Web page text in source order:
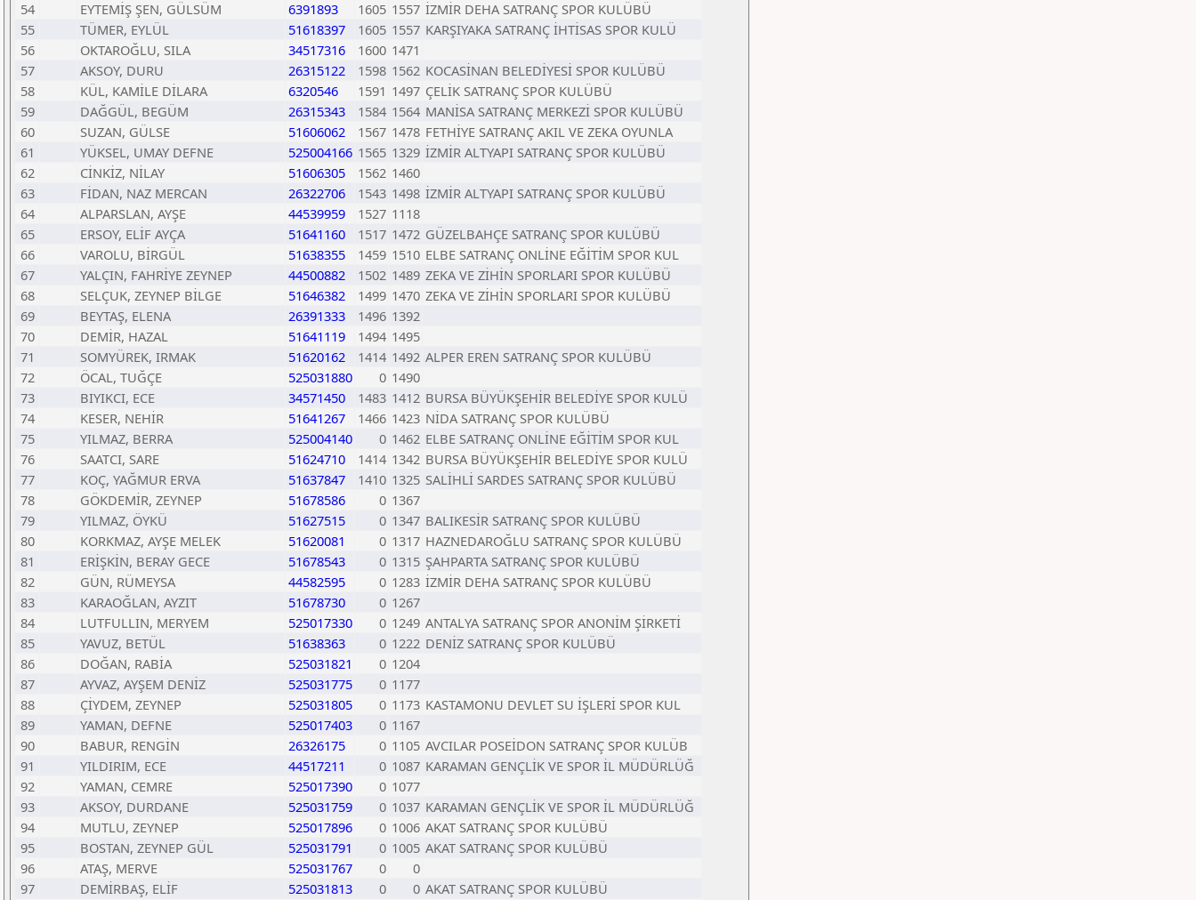
54
EYTEMİŞ ŞEN, GÜLSÜM 6391893 1605 1557 İZMİR DEHA SATRANÇ SPOR KULÜBÜ
55
TÜMER, EYLÜL 51618397 1605 1557 KARŞIYAKA SATRANÇ İHTİSAS SPOR KULÜ
56
OKTAROĞLU, SILA 34517316 1600 1471
57
AKSOY, DURU 26315122 1598 1562 KOCASİNAN BELEDİYESİ SPOR KULÜBÜ
58
KÜL, KAMİLE DİLARA 6320546 1591 1497 ÇELİK SATRANÇ SPOR KULÜBÜ
59
DAĞGÜL, BEGÜM 26315343 1584 1564 MANİSA SATRANÇ MERKEZİ SPOR KULÜBÜ
60
SUZAN, GÜLSE 51606062 1567 1478 FETHİYE SATRANÇ AKIL VE ZEKA OYUNLA
61
YÜKSEL, UMAY DEFNE 525004166 1565 1329 İZMİR ALTYAPI SATRANÇ SPOR KULÜBÜ
62
CİNKİZ, NİLAY 51606305 1562 1460
63
FİDAN, NAZ MERCAN 26322706 1543 1498 İZMİR ALTYAPI SATRANÇ SPOR KULÜBÜ
64
ALPARSLAN, AYŞE 44539959 1527 1118
65
ERSOY, ELİF AYÇA 51641160 1517 1472 GÜZELBAHÇE SATRANÇ SPOR KULÜBÜ
66
VAROLU, BİRGÜL 51638355 1459 1510 ELBE SATRANÇ ONLİNE EĞİTİM SPOR KUL
67
YALÇIN, FAHRİYE ZEYNEP 44500882 1502 1489 ZEKA VE ZİHİN SPORLARI SPOR KULÜBÜ
68
SELÇUK, ZEYNEP BİLGE 51646382 1499 1470 ZEKA VE ZİHİN SPORLARI SPOR KULÜBÜ
69
BEYTAŞ, ELENA 26391333 1496 1392
70
DEMİR, HAZAL 51641119 1494 1495
71
SOMYÜREK, IRMAK 51620162 1414 1492 ALPER EREN SATRANÇ SPOR KULÜBÜ
72
ÖCAL, TUĞÇE 525031880 0 1490
73
BIYIKCI, ECE 34571450 1483 1412 BURSA BÜYÜKŞEHİR BELEDİYE SPOR KULÜ
74
KESER, NEHİR 51641267 1466 1423 NİDA SATRANÇ SPOR KULÜBÜ
75
YILMAZ, BERRA 525004140 0 1462 ELBE SATRANÇ ONLİNE EĞİTİM SPOR KUL
76
SAATCI, SARE 51624710 1414 1342 BURSA BÜYÜKŞEHİR BELEDİYE SPOR KULÜ
77
KOÇ, YAĞMUR ERVA 51637847 1410 1325 SALİHLİ SARDES SATRANÇ SPOR KULÜBÜ
78
GÖKDEMİR, ZEYNEP 51678586 0 1367
79
YILMAZ, ÖYKÜ 51627515 0 1347 BALIKESİR SATRANÇ SPOR KULÜBÜ
80
KORKMAZ, AYŞE MELEK 51620081 0 1317 HAZNEDAROĞLU SATRANÇ SPOR KULÜBÜ
81
ERİŞKİN, BERAY GECE 51678543 0 1315 ŞAHPARTA SATRANÇ SPOR KULÜBÜ
82
GÜN, RÜMEYSA 44582595 0 1283 İZMİR DEHA SATRANÇ SPOR KULÜBÜ
83
KARAOĞLAN, AYZIT 51678730 0 1267
84
LUTFULLIN, MERYEM 525017330 0 1249 ANTALYA SATRANÇ SPOR ANONİM ŞİRKETİ
85
YAVUZ, BETÜL 51638363 0 1222 DENİZ SATRANÇ SPOR KULÜBÜ
86
DOĞAN, RABİA 525031821 0 1204
87
AYVAZ, AYŞEM DENİZ 525031775 0 1177
88
ÇİYDEM, ZEYNEP 525031805 0 1173 KASTAMONU DEVLET SU İŞLERİ SPOR KUL
89
YAMAN, DEFNE 525017403 0 1167
90
BABUR, RENGİN 26326175 0 1105 AVCILAR POSEİDON SATRANÇ SPOR KULÜB
91
YILDIRIM, ECE 44517211 0 1087 KARAMAN GENÇLİK VE SPOR İL MÜDÜRLÜĞ
92
YAMAN, CEMRE 525017390 0 1077
93
AKSOY, DURDANE 525031759 0 1037 KARAMAN GENÇLİK VE SPOR İL MÜDÜRLÜĞ
94
MUTLU, ZEYNEP 525017896 0 1006 AKAT SATRANÇ SPOR KULÜBÜ
95
BOSTAN, ZEYNEP GÜL 525031791 0 1005 AKAT SATRANÇ SPOR KULÜBÜ
96
ATAŞ, MERVE 525031767 0
0
97
DEMİRBAŞ, ELİF 525031813 0 0 AKAT SATRANÇ SPOR KULÜBÜ